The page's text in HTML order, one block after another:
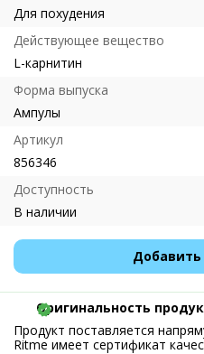
Для похудения
Действующее вещество
L-карнитин
Форма выпуска
Ампулы
Артикул
856346
Доступность
В наличии
Добавить
Оригинальность
Продукт поставляется
Ritme имеет сертификат